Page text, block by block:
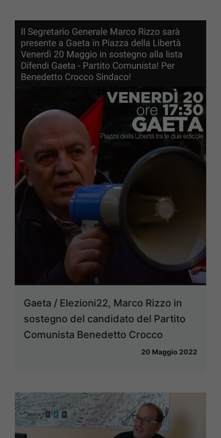
Gaeta / Elezioni22, Marco Rizzo in
sostegno del candidato del Partito
Comunista Benedetto Crocco
20 Maggio 2022